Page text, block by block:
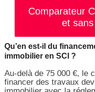
Comparateur
et
Qu’en est-il du
immobilier en SCI ?
Au-delà de 75 000 €, le
financer des travaux